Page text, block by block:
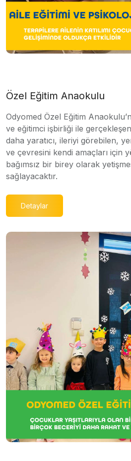
Özel Eğitim Anaokulu
Odyomed Özel Eğitim
ve eğitimci işbirliği ile
daha yaratıcı, ileriyi görebilen,
ve çevresini kendi amaçları için
bağımsız bir birey olarak
sağlayacaktır.
Detaylar